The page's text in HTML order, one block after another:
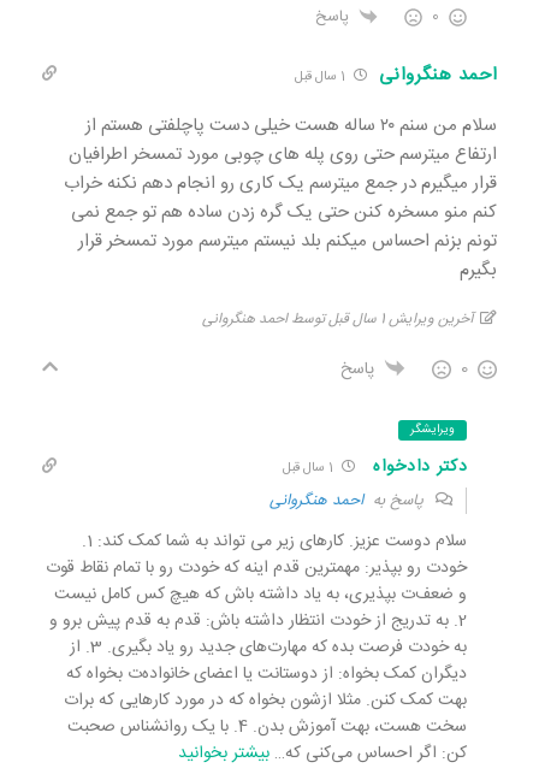
0 پاسخ
احمد هنگروانی
سلام من سنم ۲۰ ساله هست خیلی دست پاچلفتی هستم از
ارتفاع میترسم حتی روی پله های چوبی مورد تمسخر اطرافیان
قرار میگیرم در جمع میترسم یک کاری رو انجام دهم نکنه خراب
کنم منو مسخره کنن حتی یک گره زدن ساده هم تو جمع نمی
تونم بزنم احساس میکنم بلد نیستم میترسم مورد تمسخر قرار
بگیرم
آخرین ویرایش 1 سال قبل توسط احمد هنگروانی
0 پاسخ
ویرایشگر
دکتر دادخواه
پاسخ بهاحمد هنگروانی
سلام دوست عزیز. کارهای زیر می تواند به شما کمک کند: 1.
خودت رو بپذیر: مهمترین قدم اینه که خودت رو با تمام نقاط قوت
و ضعف‌ت بپذیری، به یاد داشته باش که هیچ کس کامل نیست
2. به تدریج از خودت انتظار داشته باش: قدم به قدم پیش برو و
به خودت فرصت بده که مهارت‌های جدید رو یاد بگیری. 3. از
دیگران کمک بخواه: از دوستانت یا اعضای خانواده‌ت بخواه که
بهت کمک کنن. مثلا ازشون بخواه که در مورد کارهایی که برات
سخت هست، بهت آموزش بدن. 4. با یک روانشناس صحبت
کن: اگر احساس می‌کنی که… بیشتر بخوانید